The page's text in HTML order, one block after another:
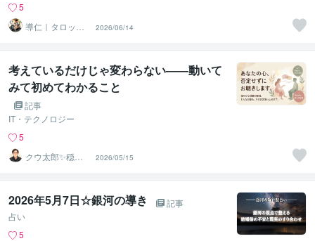
5
導仁｜タロット
／感情整理系
2026/06/14
考えているだけじゃ変わらない——動いて
みて初めてわかること
記事
IT・テクノロジー
5
クウ太郎✨穏や
かな話し相手
2026/05/15
2026年5月7日☆銀河の導き
記事
占い
5